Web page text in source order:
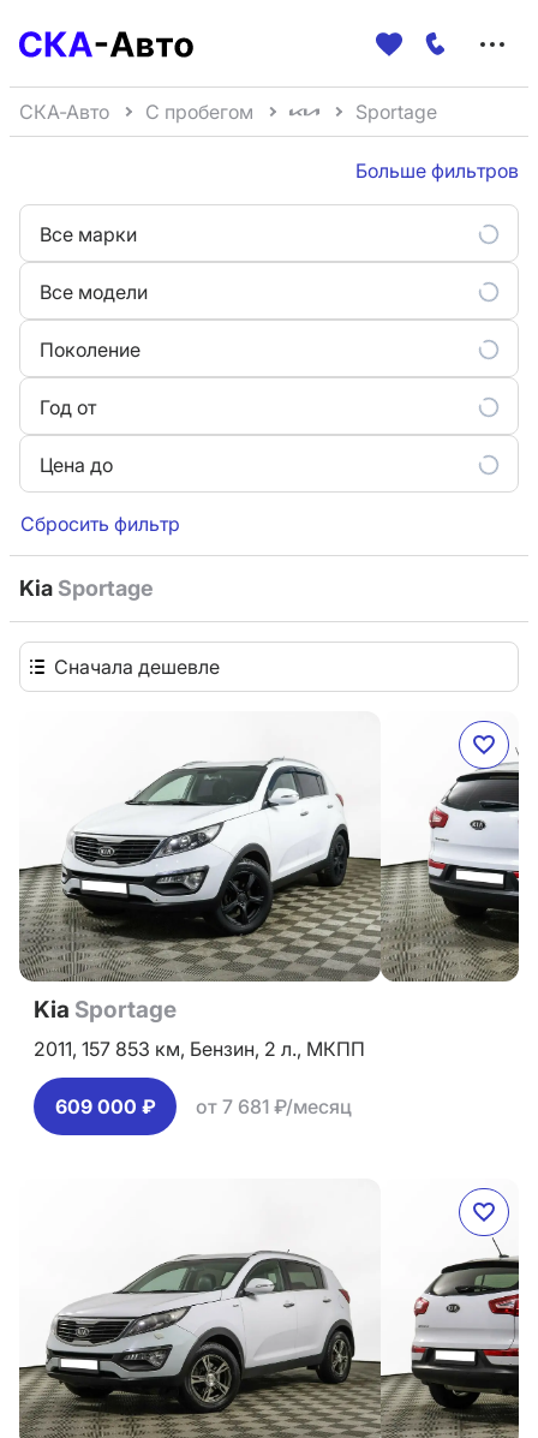
СКА-Авто С пробегом Sportage
Больше фильтров
Все марки
Все модели
Поколение
Год от
Цена до
Сбросить фильтр
Kia Sportage
Сначала дешевле
Kia Sportage
2011, 157 853 км, Бензин, 2 л., МКПП
609 000 ₽ от 7 681 ₽/месяц